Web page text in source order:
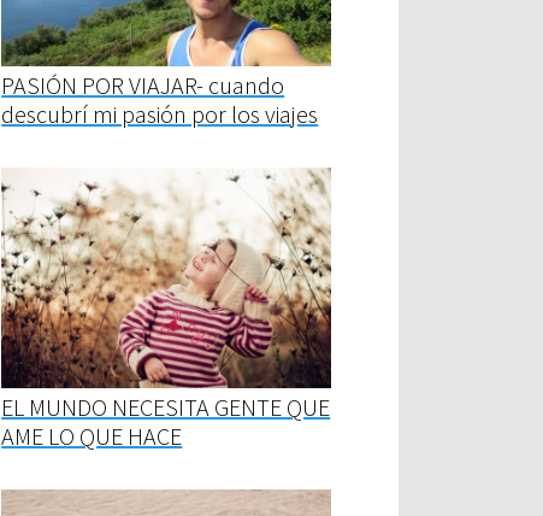
PASIÓN POR VIAJAR- cuando
descubrí mi pasión por los viajes
EL MUNDO NECESITA GENTE QUE
AME LO QUE HACE